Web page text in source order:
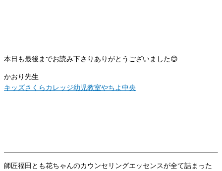
本日も最後までお読み下さりありがとうございました😊
かおり先生
キッズさくらカレッジ幼児教室やちよ中央
師匠福田とも花ちゃんのカウンセリングエッセンスが全て詰まった